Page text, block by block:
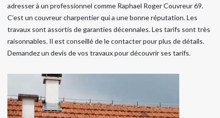
adresser à un professionnel comme Raphael Roger Couvreur 69.
C’est un couvreur charpentier qui a une bonne réputation. Les
travaux sont assortis de garanties décennales. Les tarifs sont très
raisonnables. Il est conseillé de le contacter pour plus de détails.
Demandez un devis de vos travaux pour découvrir ses tarifs.